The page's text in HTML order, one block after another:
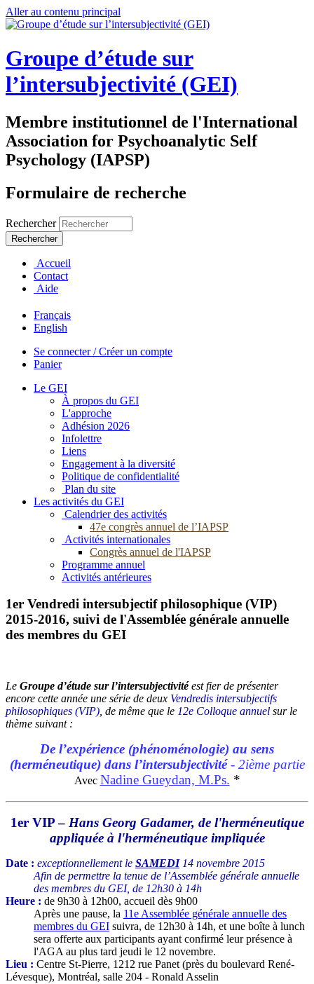
Aller au contenu principal
Groupe d’étude sur
l’intersubjectivité (GEI)
Membre institutionnel de l'International
Association for Psychoanalytic Self
Psychology (IAPSP)
Formulaire de recherche
Rechercher
Accueil
Contact
Aide
Français
English
Se connecter / Créer un compte
Panier
Le GEI
À propos du GEI
L'approche
Adhésion 2026
Infolettre
Liens
Engagement à la diversité
Politique de confidentialité
Plan du site
Les activités du GEI
Calendrier des activités
47e congrès annuel de l’IAPSP
Activités internationales
Congrès annuel de l'IAPSP
Programme annuel
Activités antérieures
1er Vendredi intersubjectif philosophique (VIP)
2015-2016, suivi de l'Assemblée générale annuelle
des membres du GEI
Le Groupe d’étude sur l’intersubjectivitéest fier de présenter
encore cette année une série de deux Vendredis intersubjectifs
philosophiques (VIP) , de même que le 12e Colloque annuel sur le
thème suivant :
De l’expérience (phénoménologie) au sens
(herméneutique) dans l’intersubjectivité- 2ième partie
Avec Nadine Gueydan, M.Ps. *
1er VIP – Hans Georg Gadamer, de l'herméneutique
appliquée à l'herméneutique impliquée
Date : exceptionnellement le SAMEDI14 novembre 2015
Afin de permettre la tenue de l’Assemblée générale annuelle
des membres du GEI, de 12h30 à 14h
Heure : de 9h30 à 12h00, accueil dès 9h00
Après une pause, la 11e Assemblée générale annuelle des
membres du GEI suivra, de 12h30 à 14h, et une boîte à lunch
sera offerte aux participants ayant confirmé leur présence à
l'AGA au plus tard jeudi le 12 novembre.
Lieu : Centre St-Pierre, 1212 rue Panet (près du boulevard René-
Lévesque), Montréal, salle 204 - Ronald Asselin